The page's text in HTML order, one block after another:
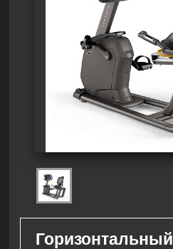
Горизонтальный